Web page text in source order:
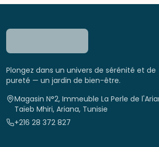
Plongez dans un univers de sérénité et de
pureté — un jardin de bien-être.
Magasin N°2, Immeuble La Perle de
Taïeb Mhiri, Ariana, Tunisie
+216 28 372 827